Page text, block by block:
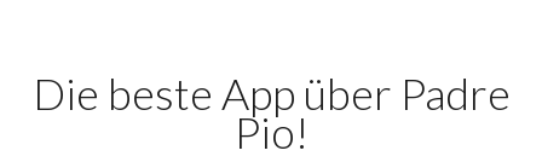
Die beste App über Padre
Pio!